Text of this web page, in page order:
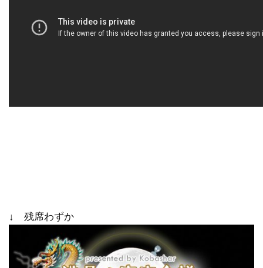
↓ 残席わずか